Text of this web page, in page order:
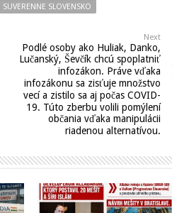
SUVERENNE SLOVENSKO
Next
Podlé osoby ako Huliak, Danko,
Lučanský, Ševčík chcú spoplatniť
infozákon. Práve vďaka
infozákonu sa zisťuje množstvo
vecí a zistilo sa aj počas COVID-
19. Túto zberbu volili pomýlení
občania vďaka manipulácii
riadenou alternatívou.